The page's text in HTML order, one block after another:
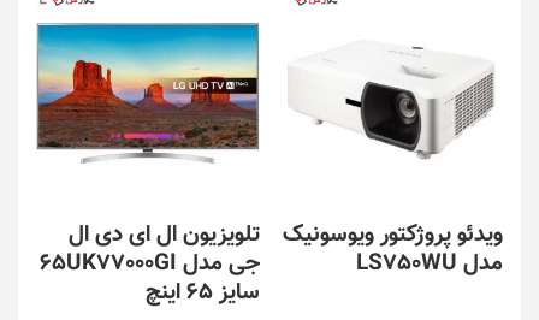
ویدئو پروژکتور ویوسونیک
مدل LS750WU
تلویزیون ال ای دی ال
جی مدل 65UK77000GI
سایز 65 اینچ